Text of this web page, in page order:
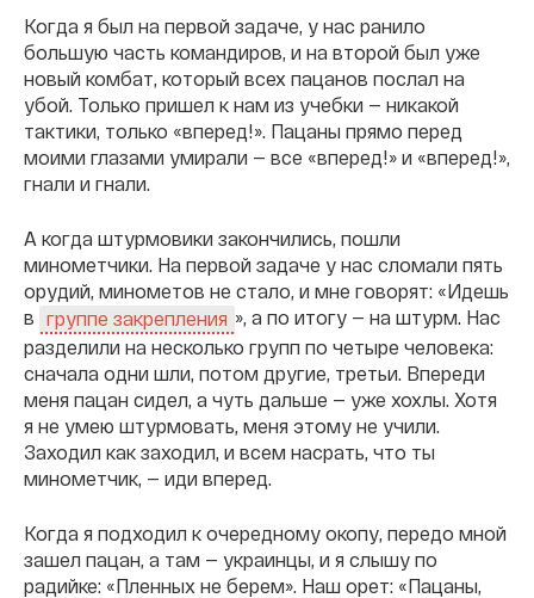
Когда я был на первой задаче, у нас ранило
большую часть командиров, и на второй был уже
новый комбат, который всех пацанов послал на
убой. Только пришел к нам из учебки — никакой
тактики, только «вперед!». Пацаны прямо перед
моими глазами умирали — все «вперед!» и «вперед!»,
гнали и гнали.
А когда штурмовики закончились, пошли
минометчики. На первой задаче у нас сломали пять
орудий, минометов не стало, и мне говорят: «Идешь
в группе закрепления », а по итогу — на штурм. Нас
разделили на несколько групп по четыре человека:
сначала одни шли, потом другие, третьи. Впереди
меня пацан сидел, а чуть дальше — уже хохлы. Хотя
я не умею штурмовать, меня этому не учили.
Заходил как заходил, и всем насрать, что ты
минометчик, — иди вперед.
Когда я подходил к очередному окопу, передо мной
зашел пацан, а там — украинцы, и я слышу по
радийке: «Пленных не берем». Наш орет: «Пацаны,